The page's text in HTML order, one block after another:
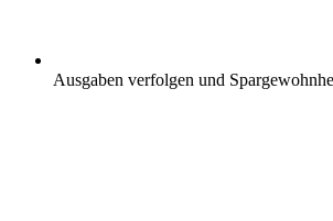
Ausgaben verfolgen und